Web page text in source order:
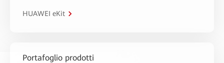
HUAWEI eKit
Portafoglio prodotti